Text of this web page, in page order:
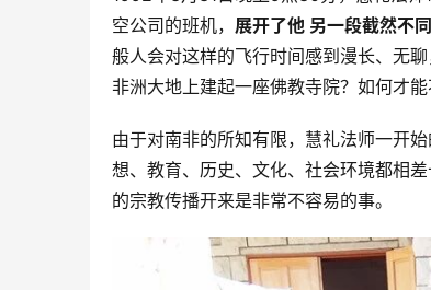
空公司的班机， 展开了他 另一段截然不
般人会对这样的飞行时间感到漫长、无
非洲大地上建起一座佛教寺院？如何才
由于对南非的所知有限，慧礼法师一开
想、教育、历史、文化、社会环境都相
的宗教传播开来是非常不容易的事。